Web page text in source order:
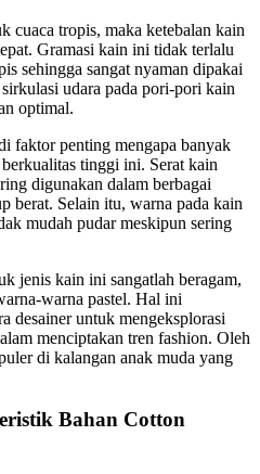
cuaca tropis, maka ketebalan kain
Gramasi kain ini tidak terlalu
sehingga sangat nyaman dipakai
udara pada pori-pori kain
optimal.
faktor penting mengapa banyak
tinggi ini. Serat kain
digunakan dalam berbagai
berat. Selain itu, warna pada kain
mudah pudar meskipun sering
jenis kain ini sangatlah beragam,
warna pastel. Hal ini
desainer untuk mengeksplorasi
menciptakan tren fashion. Oleh
di kalangan anak muda yang
Bahan Cotton